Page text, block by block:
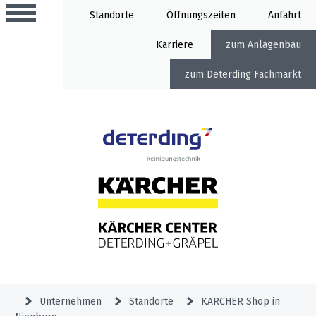
Standorte Öffnung Anfahrt
Karriere Anlagenbau
Deterding Fachmarkt
Beratungstermine
Aktionen
Meldung
Unternehmen
Unternehmen Standorte
KÄRCHER Shop in